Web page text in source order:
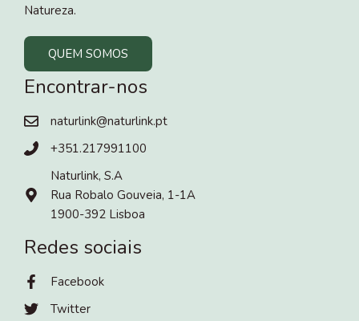
Natureza.
QUEM SOMOS
Encontrar-nos
naturlink@naturlink.pt
+351.217991100
Naturlink, S.A
Rua Robalo Gouveia, 1-1A
1900-392 Lisboa
Redes sociais
Facebook
Twitter